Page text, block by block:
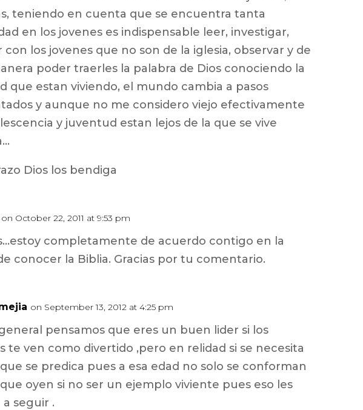
teniendo en cuenta que se encuentra tanta
en los jovenes es indispensable leer, investigar,
con los jovenes que no son de la iglesia, observar y de
poder traerles la palabra de Dios conociendo la
que estan viviendo, el mundo cambia a pasos
y aunque no me considero viejo efectivamente
y juventud estan lejos de la que se vive
Dios los bendiga
on October 22, 2011 at 9:53 pm
completamente de acuerdo contigo en la
conocer la Biblia. Gracias por tu comentario.
on September 13, 2012 at 4:25 pm
pensamos que eres un buen lider si los
te ven como divertido ,pero en relidad si se necesita
se predica pues a esa edad no solo se conforman
oyen si no ser un ejemplo viviente pues eso les
seguir .